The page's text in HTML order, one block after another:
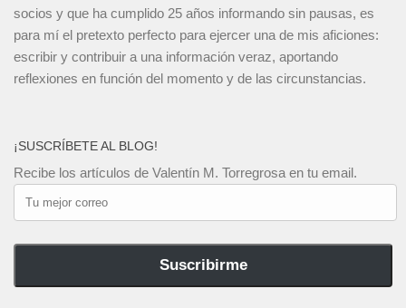
socios y que ha cumplido 25 años informando sin pausas, es
para mí el pretexto perfecto para ejercer una de mis aficiones:
escribir y contribuir a una información veraz, aportando
reflexiones en función del momento y de las circunstancias.
¡SUSCRÍBETE AL BLOG!
Recibe los artículos de Valentín M. Torregrosa en tu email.
mejor
Suscribirme